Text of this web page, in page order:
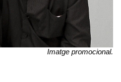
Imatge promocional.